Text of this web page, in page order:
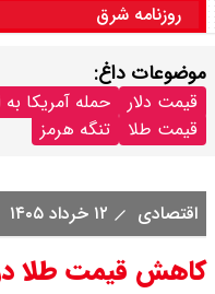
روزنامه شرق
موضوعات داغ:
قیمت دلار حمله آمریکا به
قیمت طلا
تنگه هرمز
اقتصادی ۱۲ خرداد ۱۴۰۵
کاهش قیمت طلا در